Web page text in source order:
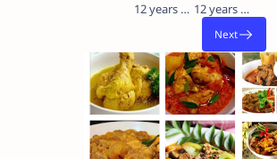
12 years ago
12 years ago